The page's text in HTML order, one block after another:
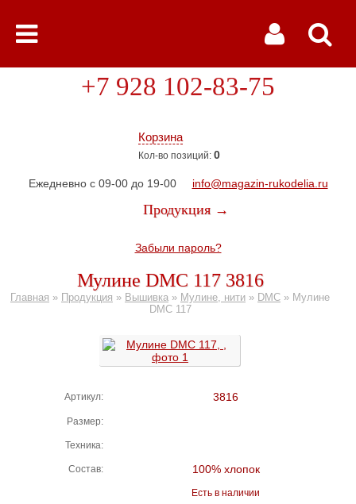
Корзина
Кол-во позиций: 0
+7 928 102-83-75
Ежедневно с 09-00 до 19-00 info@magazin-rukodelia.ru
Продукция →
Забыли пароль?
Мулине DMC 117 3816
Главная » Продукция » Вышивка » Мулине, нити » DMC » Мулине
DMC 117
Артикул: 3816
Размер:
Техника:
Состав: 100% хлопок
Есть в наличии